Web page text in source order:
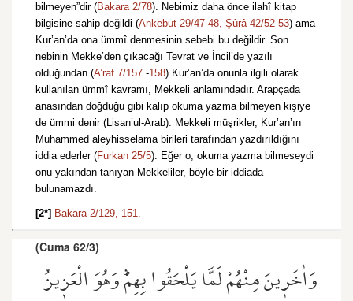
bilmeyen”dir (Bakara 2/78). Nebimiz daha önce ilahî kitap
bilgisine sahip değildi (Ankebut 29/47-48, Şûrâ 42/52-53) ama
Kur’an’da ona ümmî denmesinin sebebi bu değildir. Son
nebinin Mekke’den çıkacağı Tevrat ve İncil’de yazılı
olduğundan (A’raf 7/157 -158) Kur’an’da onunla ilgili olarak
kullanılan ümmî kavramı, Mekkeli anlamındadır. Arapçada
anasından doğduğu gibi kalıp okuma yazma bilmeyen kişiye
de ümmi denir (Lisan’ul-Arab). Mekkeli müşrikler, Kur’an’ın
Muhammed aleyhisselama birileri tarafından yazdırıldığını
iddia ederler (Furkan 25/5). Eğer o, okuma yazma bilmeseydi
onu yakından tanıyan Mekkeliler, böyle bir iddiada
bulunamazdı.
[2*] Bakara 2/129, 151.
(Cuma 62/3)
وَاٰخَر۪ينَ مِنْهُمْ لَمَّا يَلْحَقُوا بِهِمْۜ وَهُوَ الْعَز۪يزُ